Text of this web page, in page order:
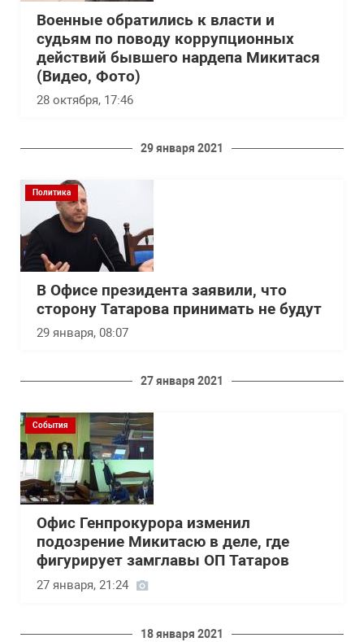
Военные обратились к власти и
судьям по поводу коррупционных
действий бывшего нардепа Микитася
(Видео, Фото)
28 октября, 17:46
29 января 2021
Политика
В Офисе президента заявили, что
сторону Татарова принимать не будут
29 января, 08:07
27 января 2021
События
Офис Генпрокурора изменил
подозрение Микитасю в деле, где
фигурирует замглавы ОП Татаров
27 января, 21:24
18 января 2021